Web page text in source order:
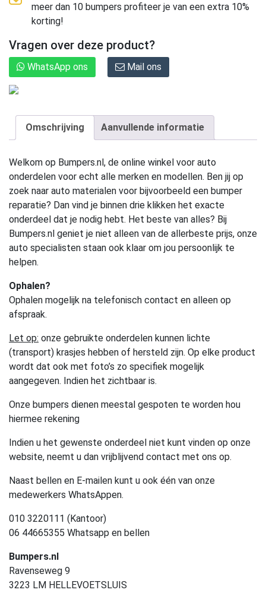
meer dan 10 bumpers profiteer je van een extra 10%
korting!
Vragen over deze product?
WhatsApp ons Mail ons
Omschrijving Aanvullende informatie
Welkom op Bumpers.nl, de online winkel voor auto
onderdelen voor echt alle merken en modellen. Ben jij op
zoek naar auto materialen voor bijvoorbeeld een bumper
reparatie? Dan vind je binnen drie klikken het exacte
onderdeel dat je nodig hebt. Het beste van alles? Bij
Bumpers.nl geniet je niet alleen van de allerbeste prijs, onze
auto specialisten staan ook klaar om jou persoonlijk te
helpen.
Ophalen?
Ophalen mogelijk na telefonisch contact en alleen op
afspraak.
Let op: onze gebruikte onderdelen kunnen lichte
(transport) krasjes hebben of hersteld zijn. Op elke product
wordt dat ook met foto’s zo specifiek mogelijk
aangegeven. Indien het zichtbaar is.
Onze bumpers dienen meestal gespoten te worden hou
hiermee rekening
Indien u het gewenste onderdeel niet kunt vinden op onze
website, neemt u dan vrijblijvend contact met ons op.
Naast bellen en E-mailen kunt u ook één van onze
medewerkers WhatsAppen.
010 3220111 (Kantoor)
06 44665355 Whatsapp en bellen
Bumpers.nl
Ravenseweg 9
3223 LM HELLEVOETSLUIS